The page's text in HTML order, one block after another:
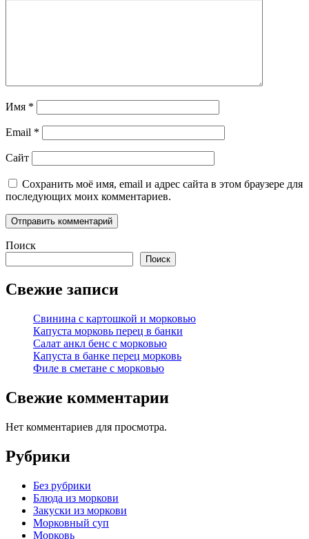
Имя *
Email *
Сайт
Сохранить моё имя, email и адрес сайта в этом браузере для
последующих моих комментариев.
Поиск
Поиск
Свежие записи
Свинина с картошкой и морковью
Капуста морковь перец в банки
Салат анкл бенс с морковью
Капуста в банке перец морковь
Филе в сметане с морковью
Свежие комментарии
Нет комментариев для просмотра.
Рубрики
Без рубрики
Блюда из моркови
Закуски из моркови
Морковный суп
Морковь